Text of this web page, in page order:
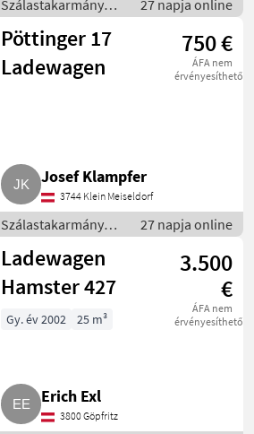
Szálastakarmány
betakarítók /
Rendfelszedő
pótkocsi
27 napja online
Pöttinger 17
Ladewagen
750 €
ÁFA nem
érvényesíthető
Josef Klampfer
3744 Klein Meiseldorf
Szálastakarmány
betakarítók /
Rendfelszedő
pótkocsi
27 napja online
Ladewagen
Hamster 427
3.500
€
ÁFA nem
érvényesíthető
Gy. év 2002 25 m³
Erich Exl
3800 Göpfritz